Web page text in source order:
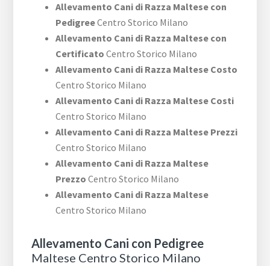
Allevamento Cani di Razza Maltese con
PedigreeCentro Storico Milano
Allevamento Cani di Razza Maltese con
Certificato Centro Storico Milano
Allevamento Cani di Razza Maltese Costo
Centro Storico Milano
Allevamento Cani di Razza Maltese Costi
Centro Storico Milano
Allevamento Cani di Razza Maltese Prezzi
Centro Storico Milano
Allevamento Cani di Razza Maltese
Prezzo Centro Storico Milano
Allevamento Cani di Razza Maltese
Centro Storico Milano
Allevamento Cani con Pedigree
Maltese Centro Storico Milano